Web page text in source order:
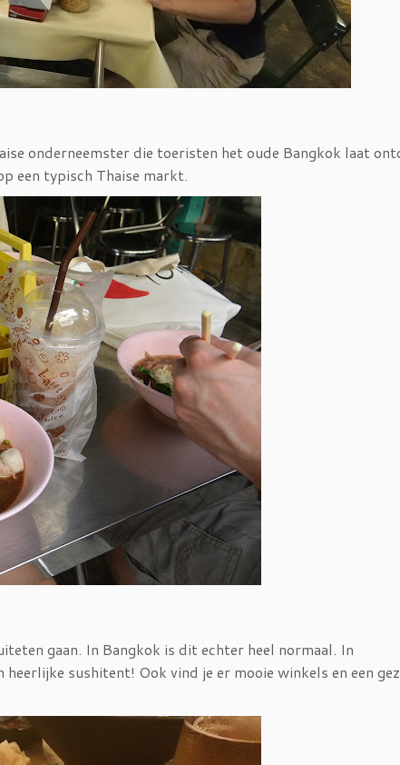
onderneemster die toeristen het oude Bangkok laat
een typisch Thaise markt.
gaan. In Bangkok is dit echter heel normaal. In
heerlijke sushitent! Ook vind je er mooie winkels en een